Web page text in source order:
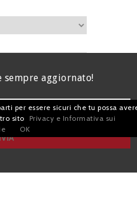
aggiornato!
per essere sicuri che tu possa
sito
Privacy e Informativa sui
OK